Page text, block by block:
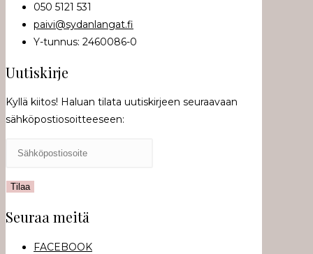
050 5121 531
paivi@sydanlangat.fi
Y-tunnus: 2460086-0
Uutiskirje
Kyllä kiitos! Haluan tilata uutiskirjeen seuraavaan
sähköpostiosoitteeseen:
Seuraa meitä
FACEBOOK